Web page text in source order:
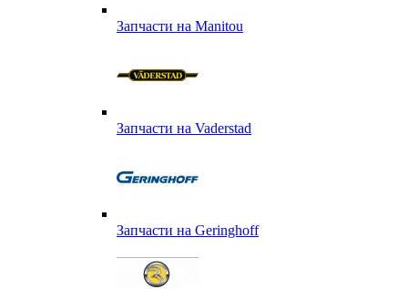
Запчасти на Manitou
Запчасти на Vaderstad
Запчасти на Geringhoff